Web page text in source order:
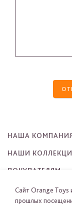
НАША
НАШИ
ПОКУПАТЕЛЯМ
КАК ЗАКАЗАТЬ
Сайт Orange Toys
прошлых